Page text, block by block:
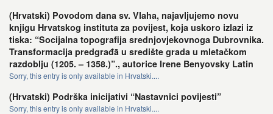
(Hrvatski) Povodom dana sv. Vlaha, najavljujemo novu
knjigu Hrvatskog instituta za povijest, koja uskoro izlazi iz
tiska: “Socijalna topografija srednjovjekovnoga Dubrovnika.
Transformacija predgrađā u središte grada u mletačkom
razdoblju (1205. – 1358.)”., autorice Irene Benyovsky Latin
Sorry, this entry is only available in Hrvatski....
(Hrvatski) Podrška inicijativi “Nastavnici povijesti”
Sorry, this entry is only available in Hrvatski....